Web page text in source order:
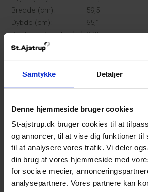
Samtykke Detaljer
Denne hjemmeside bruger cookies
St-ajstrup.dk bruger cookies til at
og annoncer, til at vise dig funktioner til
til at analysere vores trafik. Vi deler
din brug af vores hjemmeside med
for sociale medier,
analysepartnere. Vores partnere kan
Bredde (cm):
59,5
Dybde (cm):
65,1
Bruttorumfang køl (ltr): 370
Beskrivelse